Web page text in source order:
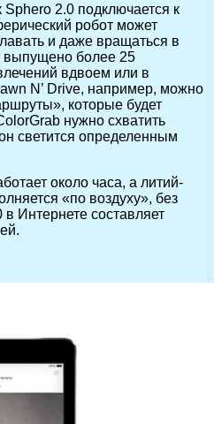
2.0 подключается к
робот может
и даже вращаться в
выпущено более 25
вдвоем или в
N’ Drive, например, можно
которые будет
нужно схватить
светится определенным
около часа, а литий-
«по воздуху», без
Интернете составляет